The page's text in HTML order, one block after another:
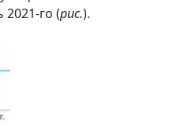
го (рис.).